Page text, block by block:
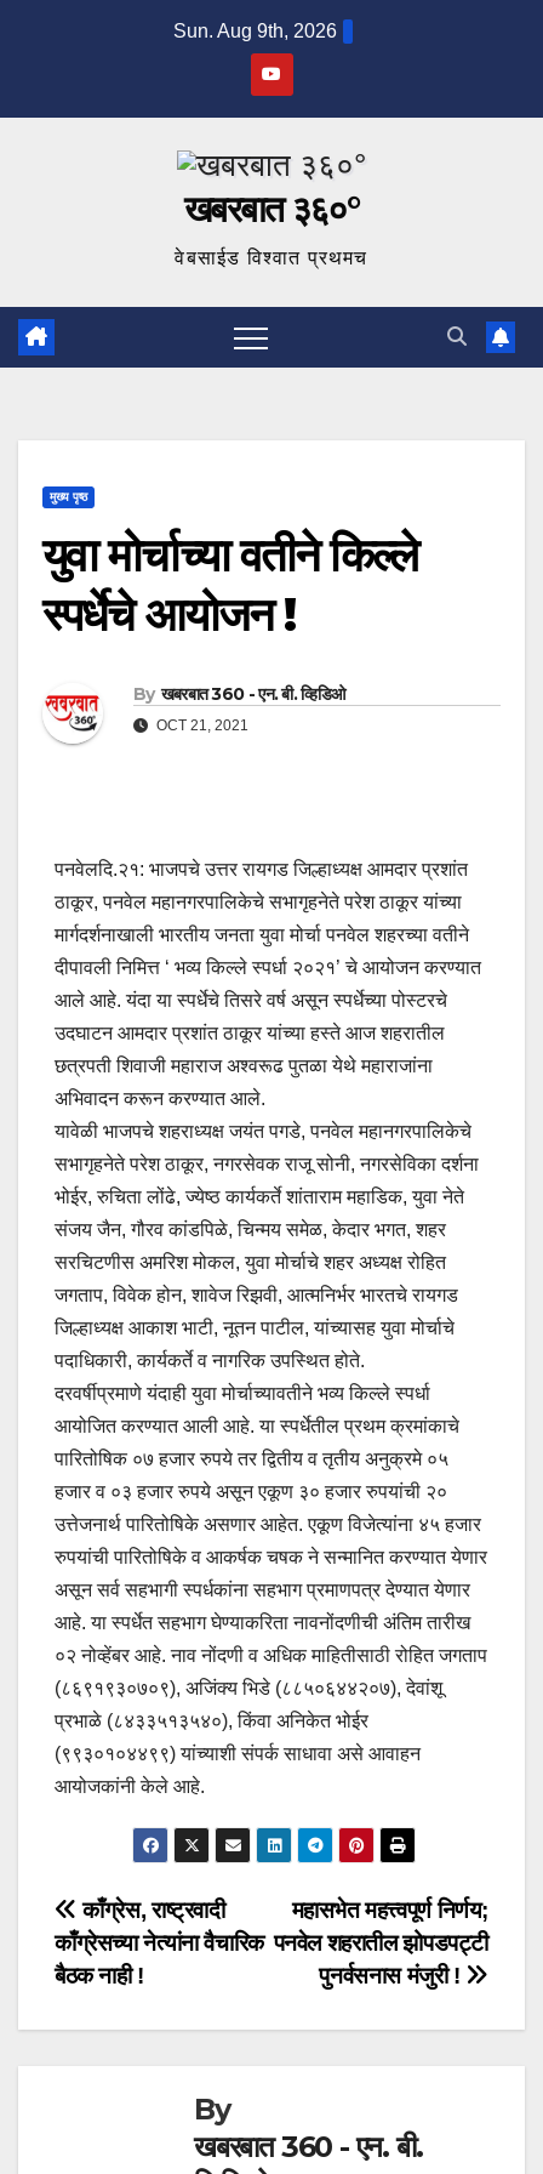
Sun. Aug 9th, 2026
खबरबात ३६०°
वेबसाईड विश्वात प्रथमच
मुख्य पृष्ठ
युवा मोर्चाच्या वतीने किल्ले
स्पर्धेचे आयोजन !
By खबरबात 360 - एन. बी. व्हिडिओ
OCT 21, 2021
पनवेलदि.२१: भाजपचे उत्तर रायगड जिल्हाध्यक्ष आमदार प्रशांत
ठाकूर, पनवेल महानगरपालिकेचे सभागृहनेते परेश ठाकूर यांच्या
मार्गदर्शनाखाली भारतीय जनता युवा मोर्चा पनवेल शहरच्या वतीने
दीपावली निमित्त ‘ भव्य किल्ले स्पर्धा २०२१’ चे आयोजन करण्यात
आले आहे. यंदा या स्पर्धेचे तिसरे वर्ष असून स्पर्धेच्या पोस्टरचे
उदघाटन आमदार प्रशांत ठाकूर यांच्या हस्ते आज शहरातील
छत्रपती शिवाजी महाराज अश्वरूढ पुतळा येथे महाराजांना
अभिवादन करून करण्यात आले.
यावेळी भाजपचे शहराध्यक्ष जयंत पगडे, पनवेल महानगरपालिकेचे
सभागृहनेते परेश ठाकूर, नगरसेवक राजू सोनी, नगरसेविका दर्शना
भोईर, रुचिता लोंढे, ज्येष्ठ कार्यकर्ते शांताराम महाडिक, युवा नेते
संजय जैन, गौरव कांडपिळे, चिन्मय समेळ, केदार भगत, शहर
सरचिटणीस अमरिश मोकल, युवा मोर्चाचे शहर अध्यक्ष रोहित
जगताप, विवेक होन, शावेज रिझवी, आत्मनिर्भर भारतचे रायगड
जिल्हाध्यक्ष आकाश भाटी, नूतन पाटील, यांच्यासह युवा मोर्चाचे
पदाधिकारी, कार्यकर्ते व नागरिक उपस्थित होते.
दरवर्षीप्रमाणे यंदाही युवा मोर्चाच्यावतीने भव्य किल्ले स्पर्धा
आयोजित करण्यात आली आहे. या स्पर्धेतील प्रथम क्रमांकाचे
पारितोषिक ०७ हजार रुपये तर द्वितीय व तृतीय अनुक्रमे ०५
हजार व ०३ हजार रुपये असून एकूण ३० हजार रुपयांची २०
उत्तेजनार्थ पारितोषिके असणार आहेत. एकूण विजेत्यांना ४५ हजार
रुपयांची पारितोषिके व आकर्षक चषक ने सन्मानित करण्यात येणार
असून सर्व सहभागी स्पर्धकांना सहभाग प्रमाणपत्र देण्यात येणार
आहे. या स्पर्धेत सहभाग घेण्याकरिता नावनोंदणीची अंतिम तारीख
०२ नोव्हेंबर आहे. नाव नोंदणी व अधिक माहितीसाठी रोहित जगताप
(८६९१९३०७०९), अजिंक्य भिडे (८८५०६४४२०७), देवांशू
प्रभाळे (८४३३५१३५४०), किंवा अनिकेत भोईर
(९९३०१०४४९९) यांच्याशी संपर्क साधावा असे आवाहन
आयोजकांनी केले आहे.
Post
navigation
महासभेत महत्त्वपूर्ण निर्णय;
पनवेल शहरातील झोपडपट्टी
पुनर्वसनास मंजुरी !
काँग्रेस, राष्ट्रवादी
काँग्रेसच्या नेत्यांना वैचारिक
बैठक नाही !
By
खबरबात 360 - एन. बी.